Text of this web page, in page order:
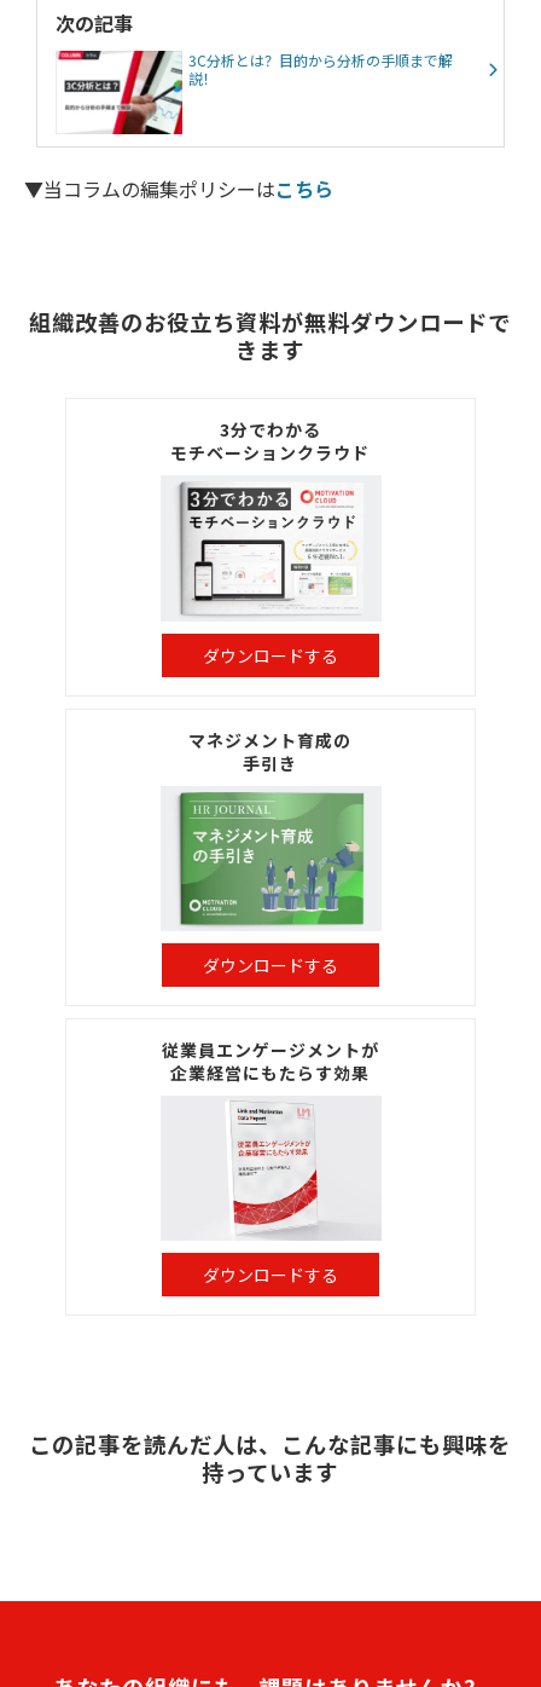
次の記事
3C分析とは？目的から分析の手順まで解
説！
▼当コラムの編集ポリシーはこちら
組織改善のお役立ち資料が無料ダウンロードで
きます
3分でわかる
モチベーションクラウド
ダウンロードする
マネジメント育成の
手引き
ダウンロードする
従業員エンゲージメントが
企業経営にもたらす効果
ダウンロードする
この記事を読んだ人は、こんな記事にも興味を
持っています